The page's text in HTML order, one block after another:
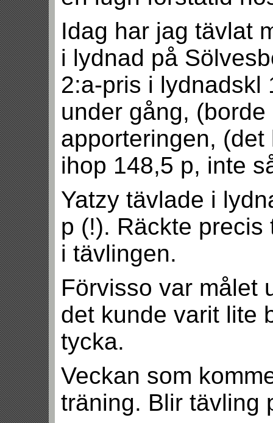
Idag har jag tävlat
i lydnad på
2:a-pris i lydnadskl
under gång,
apporteringen,
ihop 148,5 p, inte
Yatzy tävlade i
p (!). Räckte
i tävlingen.
Förvisso var målet
det kunde varit lite
tycka.
Veckan som
träning. Blir tävling